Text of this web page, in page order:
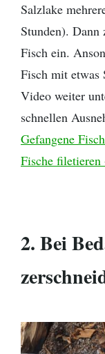
Salzlake
Stunden). Dann
Fisch ein.
Fisch mit etwas
Video weiter
schnellen
Gefangene
Fische
2. Bei